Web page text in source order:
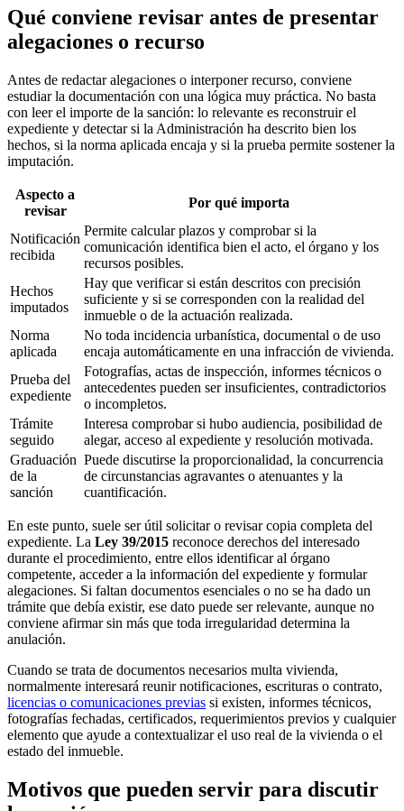
Qué conviene revisar antes de presentar
alegaciones o recurso
Antes de redactar alegaciones o interponer recurso, conviene
estudiar la documentación con una lógica muy práctica. No basta
con leer el importe de la sanción: lo relevante es reconstruir el
expediente y detectar si la Administración ha descrito bien los
hechos, si la norma aplicada encaja y si la prueba permite sostener la
imputación.
Aspecto a
revisar
Por qué importa
Notificación
recibida
Permite calcular plazos y comprobar si la
comunicación identifica bien el acto, el órgano y los
recursos posibles.
Hechos
imputados
Hay que verificar si están descritos con precisión
suficiente y si se corresponden con la realidad del
inmueble o de la actuación realizada.
Norma
aplicada
No toda incidencia urbanística, documental o de uso
encaja automáticamente en una infracción de vivienda.
Prueba del
expediente
Fotografías, actas de inspección, informes técnicos o
antecedentes pueden ser insuficientes, contradictorios
o incompletos.
Trámite
seguido
Interesa comprobar si hubo audiencia, posibilidad de
alegar, acceso al expediente y resolución motivada.
Graduación
de la
sanción
Puede discutirse la proporcionalidad, la concurrencia
de circunstancias agravantes o atenuantes y la
cuantificación.
En este punto, suele ser útil solicitar o revisar copia completa del
expediente. La Ley 39/2015 reconoce derechos del interesado
durante el procedimiento, entre ellos identificar al órgano
competente, acceder a la información del expediente y formular
alegaciones. Si faltan documentos esenciales o no se ha dado un
trámite que debía existir, ese dato puede ser relevante, aunque no
conviene afirmar sin más que toda irregularidad determina la
anulación.
Cuando se trata de documentos necesarios multa vivienda,
normalmente interesará reunir notificaciones, escrituras o contrato,
licencias o comunicaciones previas si existen, informes técnicos,
fotografías fechadas, certificados, requerimientos previos y cualquier
elemento que ayude a contextualizar el uso real de la vivienda o el
estado del inmueble.
Motivos que pueden servir para discutir